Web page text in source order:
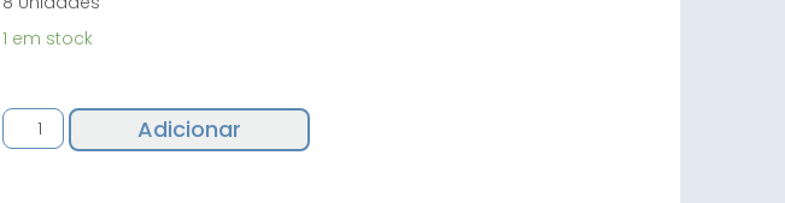
1 em stock
Quantidade
de
Adicionar